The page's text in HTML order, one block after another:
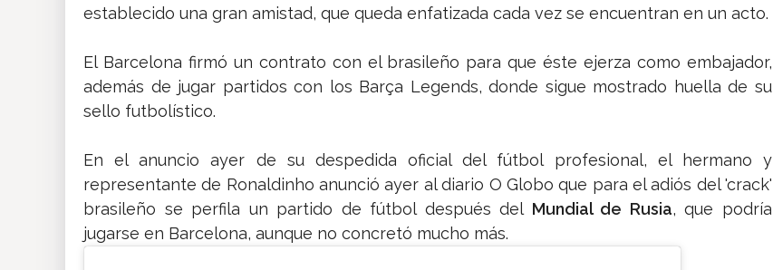
establecido una gran amistad, que queda enfatizada cada vez se encuentran en un acto.
El Barcelona firmó un contrato con el brasileño para que éste ejerza como embajador,
además de jugar partidos con los Barça Legends, donde sigue mostrado huella de su
sello futbolístico.
En el anuncio ayer de su despedida oficial del fútbol profesional, el hermano y
representante de Ronaldinho anunció ayer al diario O Globo que para el adiós del 'crack'
brasileño se perfila un partido de fútbol después del Mundial de Rusia, que podría
jugarse en Barcelona, aunque no concretó mucho más.